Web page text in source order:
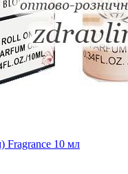
Fragrance 10 мл